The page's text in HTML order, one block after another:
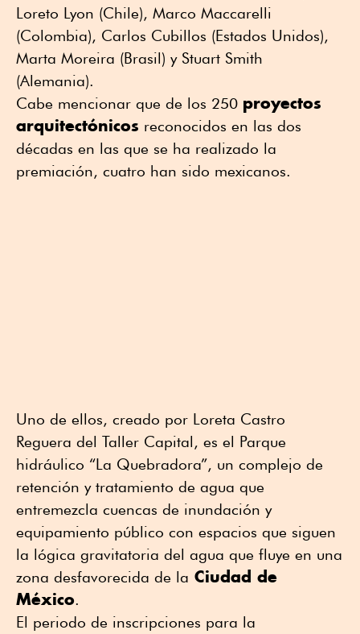
Loreto Lyon (Chile), Marco Maccarelli
(Colombia), Carlos Cubillos (Estados Unidos),
Marta Moreira (Brasil) y Stuart Smith
(Alemania).
Cabe mencionar que de los 250 proyectos
arquitectónicos reconocidos en las dos
décadas en las que se ha realizado la
premiación, cuatro han sido mexicanos.
Uno de ellos, creado por Loreta Castro
Reguera del Taller Capital, es el Parque
hidráulico “La Quebradora”, un complejo de
retención y tratamiento de agua que
entremezcla cuencas de inundación y
equipamiento público con espacios que siguen
la lógica gravitatoria del agua que fluye en una
zona desfavorecida de la Ciudad de
México.
El periodo de inscripciones para la